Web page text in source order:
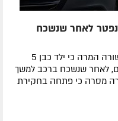
טרגדיה נוראית: ילד חב"די בן 5 נפטר לאחר שנשכח
בצער רב ובזעזוע כבד התקבלה הבשורה המרה כי ילד כבן 5
לאחר שנשכח ברכב למשך
מסרה כי פתחה בחקירת